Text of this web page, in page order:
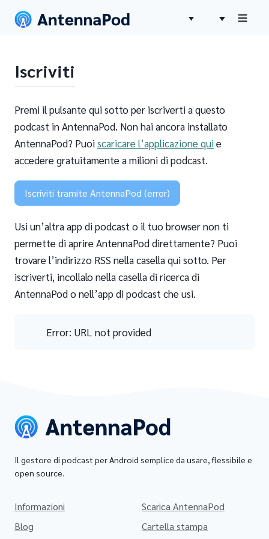
Iscriviti
Premi il pulsante qui sotto per iscriverti a questo
podcast in AntennaPod. Non hai ancora installato
AntennaPod? Puoiscaricare l’applicazione quie
accedere gratuitamente a milioni di podcast.
Iscriviti tramite AntennaPod (error)
Usi un’altra app di podcast o il tuo browser non ti
permette di aprire AntennaPod direttamente? Puoi
trovare l’indirizzo RSS nella casella qui sotto. Per
iscriverti, incollalo nella casella di ricerca di
AntennaPod o nell’app di podcast che usi.
Error: URL not provided
Il gestore di podcast per Android semplice da usare, flessibile e
open source.
Informazioni
Blog
Scarica AntennaPod
Cartella stampa